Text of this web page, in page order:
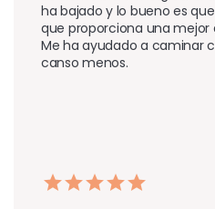
ha bajado y lo bueno es
que proporciona una mejor
Me ha ayudado a caminar
canso menos.